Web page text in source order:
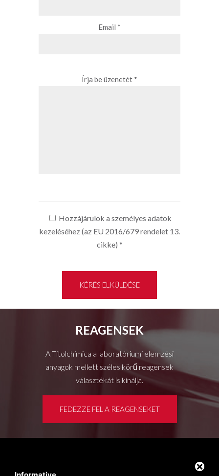
Email *
Írja be üzenetét *
Hozzájárulok a személyes adatok
kezeléséhez (az EU 2016/679 rendelet 13.
cikke) *
KÉRÉS ELKÜLDÉSE
REAGENSEK
A Titolchimica a laboratóriumi elemzési
anyagok mellett széles körű reagensek
választékát is kínálja.
FEDEZZE FEL A REAGENSEKET
Privacy policy